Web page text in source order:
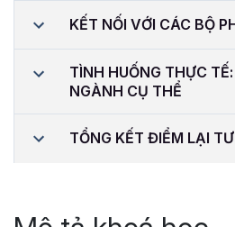
KẾT NỐI VỚI CÁC BỘ
TÌNH HUỐNG THỰC
NGÀNH CỤ THỂ
TỔNG KẾT ĐIỂM LẠI